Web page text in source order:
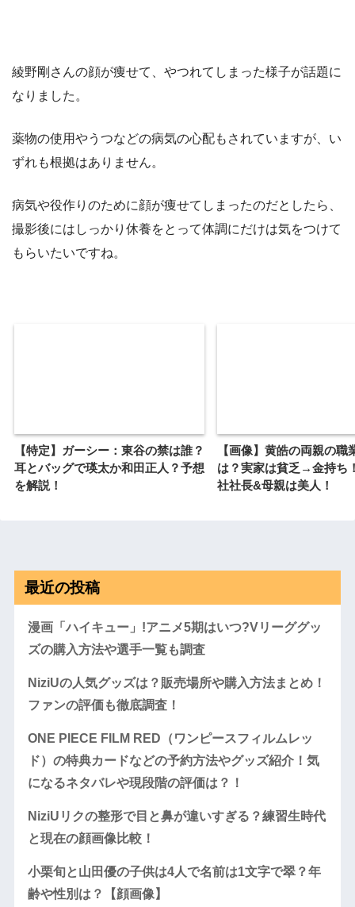
綾野剛さんの顔が痩せて、やつれてしまった様子が話題に
なりました。
薬物の使用やうつなどの病気の心配もされていますが、い
ずれも根拠はありません。
病気や役作りのために顔が痩せてしまったのだとしたら、
撮影後にはしっかり休養をとって体調にだけは気をつけて
もらいたいですね。
【特定】ガーシー：東谷の禁は誰？
耳とバッグで瑛太か和田正人？予想
を解説！
【画像】黄皓の両親の職
は？実家は貧乏→金持ち
社社長&母親は美人！
最近の投稿
漫画「ハイキュー」!アニメ5期はいつ?Vリーググッ
ズの購入方法や選手一覧も調査
NiziUの人気グッズは？販売場所や購入方法まとめ！
ファンの評価も徹底調査！
ONE PIECE FILM RED（ワンピースフィルムレッ
ド）の特典カードなどの予約方法やグッズ紹介！気
になるネタバレや現段階の評価は？！
NiziUリクの整形で目と鼻が違いすぎる？練習生時代
と現在の顔画像比較！
小栗旬と山田優の子供は4人で名前は1文字で翠？年
齢や性別は？【顔画像】